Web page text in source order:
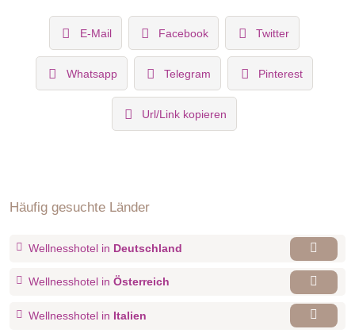
Besonders tief schlafen, heißt das Motto in unserer Suite
Holzius. Diese kommt dank des Rubner Holzius Vollholz-
Bausystems völlig ohne Leim- und Metallverbindungen aus.
Das schafft ein gesundes Raumklima. Genauso wie das
Zirbenholz aus heimischen Wäldern, die handgewebten Stoffe
und der natürliche Lehmputz.
E-Mail Facebook Twitter
Whatsapp Telegram Pinterest
Url/Link kopieren
Häufig gesuchte Länder
Wellnesshotel in Deutschland
Wellnesshotel in Österreich
Wellnesshotel in Italien